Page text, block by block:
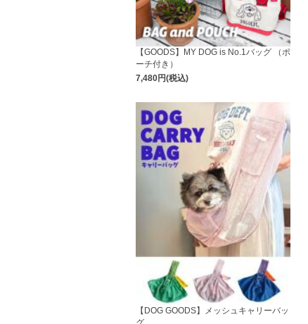
【GOODS】MY DOG is No.1バッグ （ポ
ーチ付き）
7,480円(税込)
【DOG GOODS】メッシュキャリーバッ